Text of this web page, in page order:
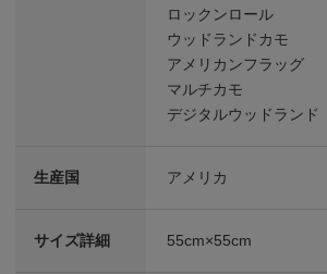
ロックンロール
ウッドランドカモ
アメリカンフラッグ
マルチカモ
デジタルウッドランド
生産国 アメリカ
サイズ詳細 55cm×55cm